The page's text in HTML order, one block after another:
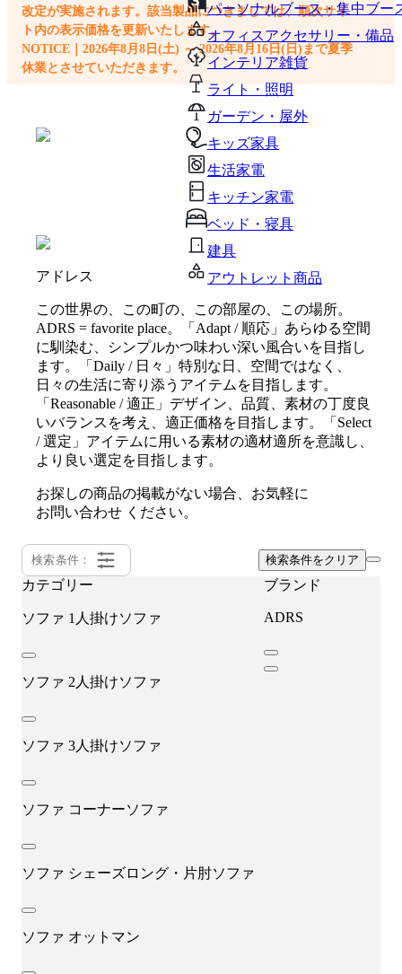
パーソナルブース・集中ブー
オフィスアクセサリー・備品
インテリア雑貨
ライト・照明
ガーデン・屋外
キッズ家具
生活家電
キッチン家電
ベッド・寝具
建具
アウトレット商品
改定が実施されます。該当製品につきましては、順次サイ
ト内の表示価格を更新いたします。
NOTICE｜2026年8月8日(土) ～ 2026年8月16日(日)まで夏季
休業とさせていただきます。
アドレス
この世界の、この町の、この部屋の、この場所。
ADRS = favorite place。「Adapt / 順応」あらゆる空間
に馴染む、シンプルかつ味わい深い風合いを目指し
ます。「Daily / 日々」特別な日、空間ではなく、
日々の生活に寄り添うアイテムを目指します。
「Reasonable / 適正」デザイン、品質、素材の丁度良
いバランスを考え、適正価格を目指します。「Select
/ 選定」アイテムに用いる素材の適材適所を意識し、
より良い選定を目指します。
お探しの商品の掲載がない場合、お気軽に
お問い合わせ ください。
検索条件： 検索条件をクリア
カテゴリー
ソファ 1人掛けソファ
ソファ 2人掛けソファ
ソファ 3人掛けソファ
ソファ コーナーソファ
ソファ シェーズロング・片肘ソファ
ソファ オットマン
ブランド
ADRS